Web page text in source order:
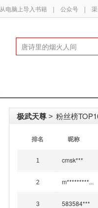
从电脑上导入书籍 | 公众号 |
极武天尊 > 粉丝榜
排名 昵称
1 cmsk***
2 m*********...
3 583584***